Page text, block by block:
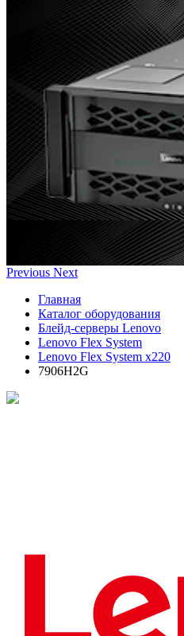
Previous Next
Главная
Каталог оборудования
Блейд-серверы Lenovo
Lenovo Flex System
Lenovo Flex System x220
7906H2G